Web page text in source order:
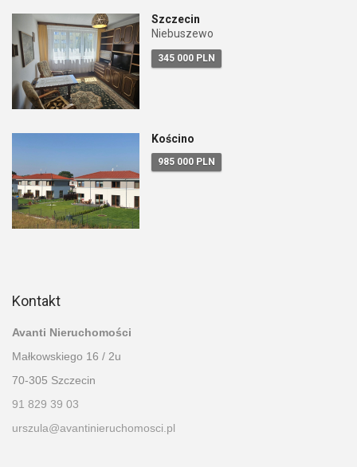
Szczecin
Niebuszewo
345 000 PLN
Kościno
985 000 PLN
Kontakt
Avanti Nieruchomości
Małkowskiego 16 / 2u
70-305 Szczecin
91 829 39 03
urszula@avantinieruchomosci.pl